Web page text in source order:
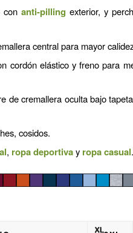
con anti-pilling exterior, y
central para mayor
cordón elástico y freno para
de cremallera oculta bajo
cosidos.
, ropa deportivay ropa casual.